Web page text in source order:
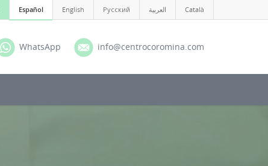
Español English Русский العربية Català
WhatsApp info@centrocoromina.com